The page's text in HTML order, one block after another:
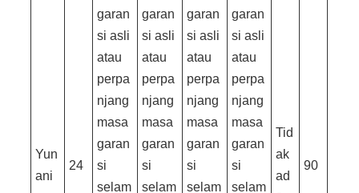
Yun
ani
24
garan
si asli
atau
perpa
njang
masa
garan
si
selam
garan
si asli
atau
perpa
njang
masa
garan
si
selam
garan
si asli
atau
perpa
njang
masa
garan
si
selam
garan
si asli
atau
perpa
njang
masa
garan
si
selam
Tid
ak
ad
90